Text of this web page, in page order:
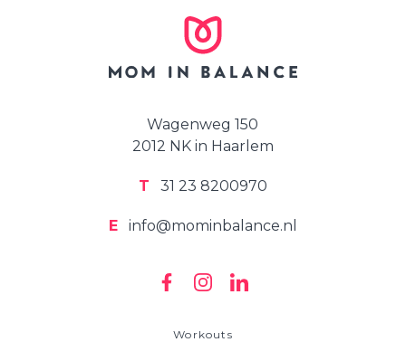
Wagenweg 150
2012 NK in Haarlem
T 31 23 8200970
E info@mominbalance.nl
Workouts